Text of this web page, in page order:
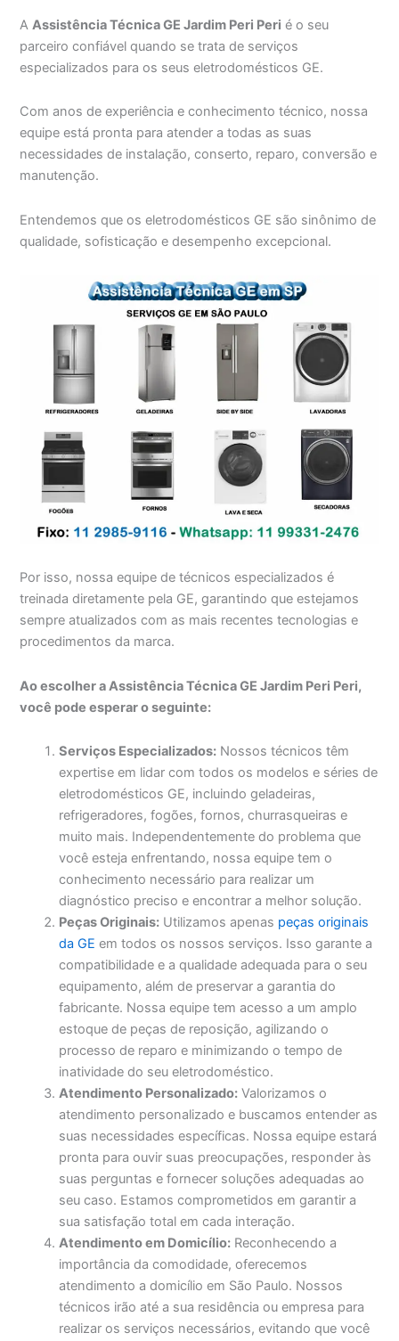
AAssistência Técnica GE Jardim Peri Peri é o seu
parceiro confiável quando se trata de serviços
especializados para os seus eletrodomésticos GE.
Com anos de experiência e conhecimento técnico, nossa
equipe está pronta para atender a todas as suas
necessidades de instalação, conserto, reparo, conversão e
manutenção.
Entendemos que os eletrodomésticos GE são sinônimo de
qualidade, sofisticação e desempenho excepcional.
Por isso, nossa equipe de técnicos especializados é
treinada diretamente pela GE, garantindo que estejamos
sempre atualizados com as mais recentes tecnologias e
procedimentos da marca.
Ao escolher a Assistência Técnica GE Jardim Peri Peri,
você pode esperar o seguinte:
Serviços Especializados: Nossos técnicos têm
expertise em lidar com todos os modelos e séries de
eletrodomésticos GE, incluindo geladeiras,
refrigeradores, fogões, fornos, churrasqueiras e
muito mais. Independentemente do problema que
você esteja enfrentando, nossa equipe tem o
conhecimento necessário para realizar um
diagnóstico preciso e encontrar a melhor solução.
Peças Originais: Utilizamos apenas peças originais
da GE em todos os nossos serviços. Isso garante a
compatibilidade e a qualidade adequada para o seu
equipamento, além de preservar a garantia do
fabricante. Nossa equipe tem acesso a um amplo
estoque de peças de reposição, agilizando o
processo de reparo e minimizando o tempo de
inatividade do seu eletrodoméstico.
Atendimento Personalizado: Valorizamos o
atendimento personalizado e buscamos entender as
suas necessidades específicas. Nossa equipe estará
pronta para ouvir suas preocupações, responder às
suas perguntas e fornecer soluções adequadas ao
seu caso. Estamos comprometidos em garantir a
sua satisfação total em cada interação.
Atendimento em Domicílio: Reconhecendo a
importância da comodidade, oferecemos
atendimento a domicílio em São Paulo. Nossos
técnicos irão até a sua residência ou empresa para
realizar os serviços necessários, evitando que você